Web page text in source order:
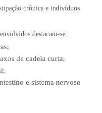
crônica e indivíduos
destacam-se:
de cadeia curta;
e sistema nervoso